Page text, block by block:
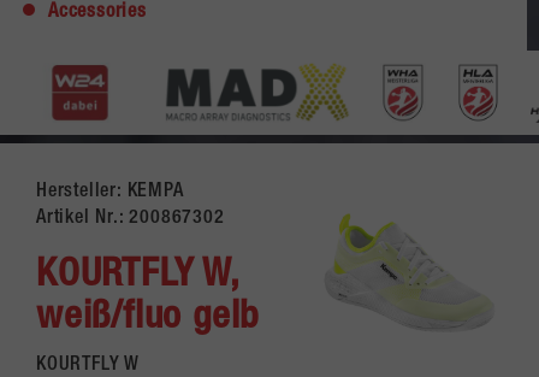
Accessories
Hersteller: KEMPA
Artikel Nr.:200867302
KOURTFLY W,
weiß/fluo gelb
KOURTFLY W